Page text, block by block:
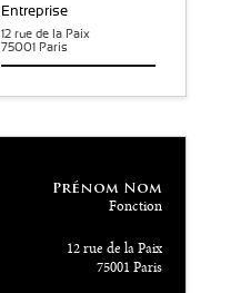
12 rue de la Paix
75001 Paris
Entreprise
Fonction
Prénom Nom
12 rue de la Paix
75001 Paris